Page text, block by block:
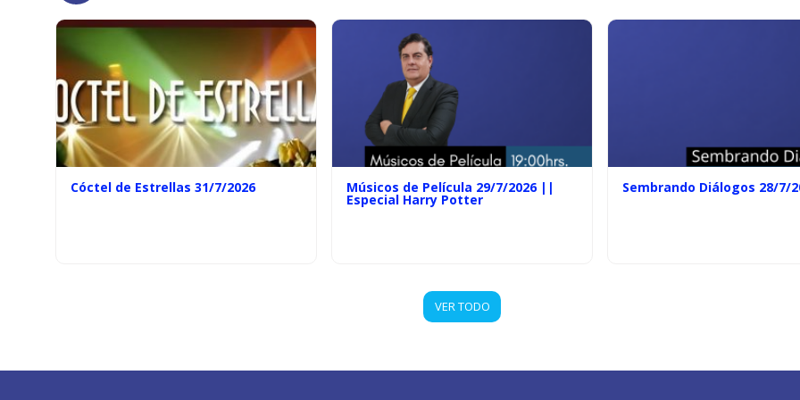
Cóctel de Estrellas 31/7/2026 Músicos de Película 29/7/2026 ||
Especial Harry Potter
Sembrando Diálogos 28/7/
VER TODO